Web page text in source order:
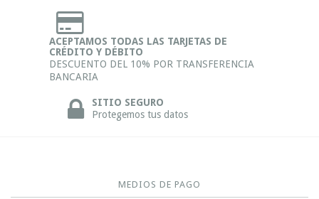
ACEPTAMOS TODAS LAS TARJETAS DE
CRÉDITO Y DÉBITO
DESCUENTO DEL 10% POR TRANSFERENCIA
BANCARIA
SITIO SEGURO
Protegemos tus datos
MEDIOS DE PAGO